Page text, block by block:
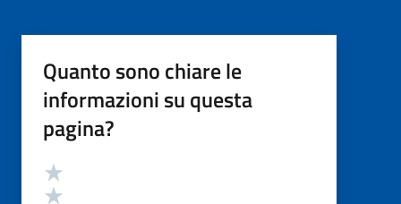
Quanto sono chiare le
informazioni su questa
pagina?
Valutazione